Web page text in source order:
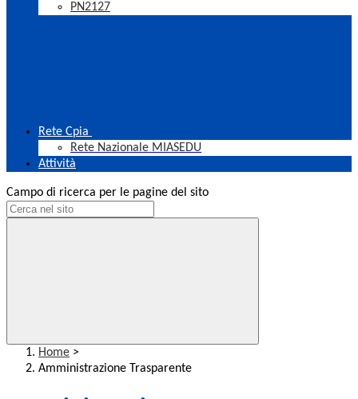
PN2127
Rete Cpia
Rete Nazionale MIASEDU
Attività
Campo di ricerca per le pagine del sito
Home >
Amministrazione Trasparente